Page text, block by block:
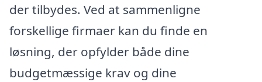
der tilbydes. Ved at sammenligne
forskellige firmaer kan du finde en
løsning, der opfylder både dine
budgetmæssige krav og dine